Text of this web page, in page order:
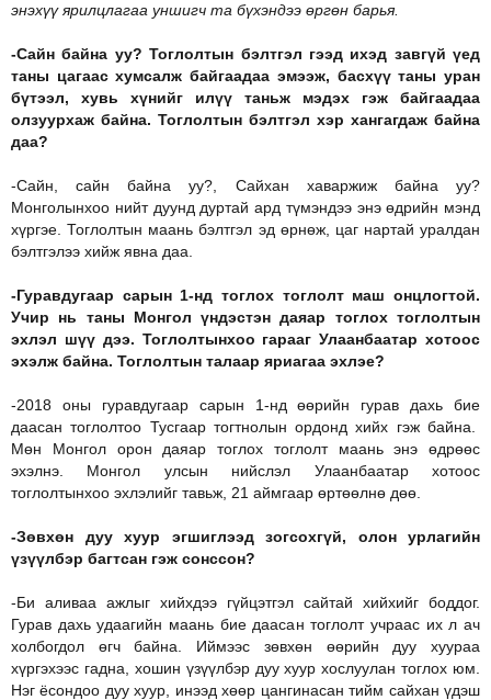
энэхүү ярилцлагаа уншигч та бүхэндээ өргөн барья.
-Сайн байна уу? Тоглолтын бэлтгэл гээд ихэд завгүй үед
таны цагаас хумсалж байгаадаа эмээж, басхүү таны уран
бүтээл, хувь хүнийг илүү таньж мэдэх гэж байгаадаа
олзуурхаж байна. Тоглолтын бэлтгэл хэр хангагдаж байна
даа?
-Сайн, сайн байна уу?, Сайхан хаваржиж байна уу?
Монголынхоо нийт дуунд дуртай ард түмэндээ энэ өдрийн мэнд
хүргэе. Тоглолтын маань бэлтгэл эд өрнөж, цаг нартай уралдан
бэлтгэлээ хийж явна даа.
-Гуравдугаар сарын 1-нд тоглох тоглолт маш онцлогтой.
Учир нь таны Монгол үндэстэн даяар тоглох тоглолтын
эхлэл шүү дээ. Тоглолтынхоо гарааг Улаанбаатар хотоос
эхэлж байна. Тоглолтын талаар яриагаа эхлэе?
-2018 оны гуравдугаар сарын 1-нд өөрийн гурав дахь бие
даасан тоглолтоо Тусгаар тогтнолын ордонд хийх гэж байна.
Мөн Монгол орон даяар тоглох тоглолт маань энэ өдрөөс
эхэлнэ. Монгол улсын нийслэл Улаанбаатар хотоос
тоглолтынхоо эхлэлийг тавьж, 21 аймгаар өртөөлнө дөө.
-Зөвхөн дуу хуур эгшиглээд зогсохгүй, олон урлагийн
үзүүлбэр багтсан гэж сонссон?
-Би аливаа ажлыг хийхдээ гүйцэтгэл сайтай хийхийг боддог.
Гурав дахь удаагийн маань бие даасан тоглолт учраас их л ач
холбогдол өгч байна. Иймээс зөвхөн өөрийн дуу хуураа
хүргэхээс гадна, хошин үзүүлбэр дуу хуур хослуулан тоглох юм.
Нэг ёсондоо дуу хуур, инээд хөөр цангинасан тийм сайхан үдэш